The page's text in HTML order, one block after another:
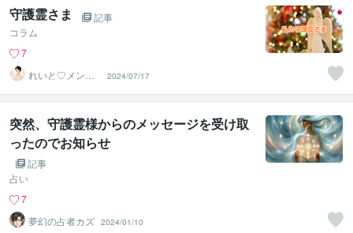
守護霊さま
記事
コラム
7
れいと♡メンタ
ルサポーター
2024/07/17
突然、守護霊様からのメッセージを受け取
ったのでお知らせ
記事
占い
7
夢幻の占者カズ 2024/01/10